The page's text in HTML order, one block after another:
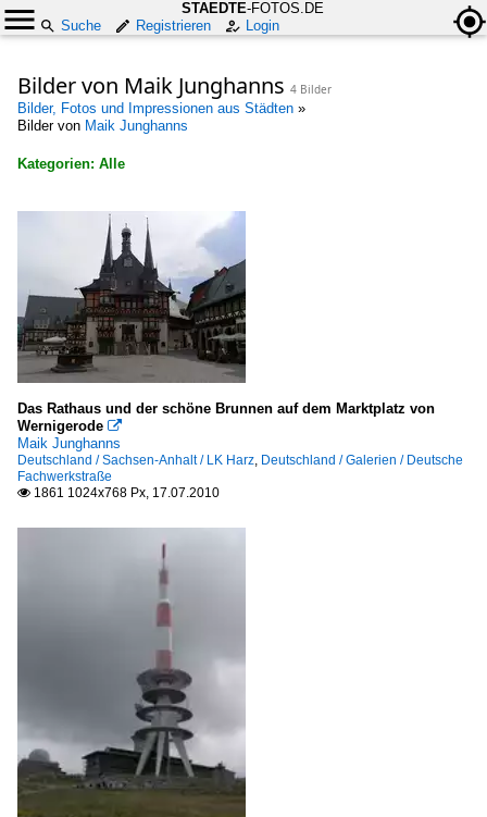
STAEDTE-FOTOS.DE
Suche
Registrieren Login
Bilder von Maik Junghanns 4 Bilder
Bilder, Fotos und Impressionen aus Städten »
Bilder von Maik Junghanns
Kategorien: Alle
Alle Kategorien
Brunnen, Denkmäler etc.
Kunstwerke
Deutschland
Deutschland
Galerien
Deutsche Fachwerkstraße
Mecklenburg-Vorpommern
Sachsen-Anhalt
Das Rathaus und der schöne Brunnen auf dem Marktplatz von
Wernigerode 
Maik Junghanns
Deutschland / Sachsen-Anhalt / LK Harz, Deutschland / Galerien / Deutsche
Fachwerkstraße
 1861 1024x768 Px, 17.07.2010